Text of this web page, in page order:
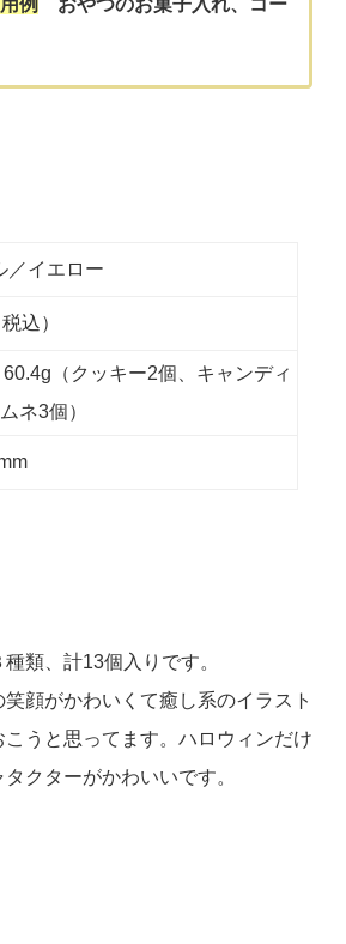
例
おやつのお菓子入れ、コー
／イエロー
込）
（クッキー2個、キャンディ
ネ3個）
類、計13個入りです。
顔がかわいくて癒し系のイラスト
うと思ってます。ハロウィンだけ
クターがかわいいです。